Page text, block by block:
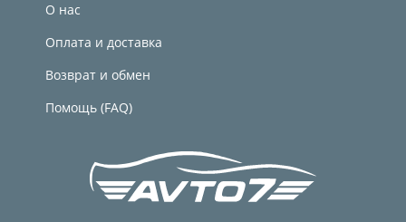
О нас
Оплата и доставка
Возврат и обмен
Помощь (FAQ)